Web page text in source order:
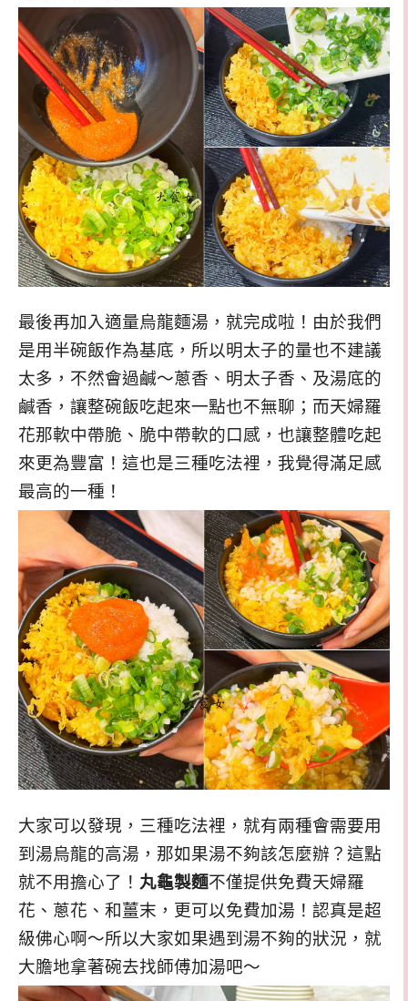
最後再加入適量烏龍麵湯，就完成啦！由於我們
是用半碗飯作為基底，所以明太子的量也不建議
太多，不然會過鹹～蔥香、明太子香、及湯底的
鹹香，讓整碗飯吃起來一點也不無聊；而天婦羅
花那軟中帶脆、脆中帶軟的口感，也讓整體吃起
來更為豐富！這也是三種吃法裡，我覺得滿足感
最高的一種！
大家可以發現，三種吃法裡，就有兩種會需要用
到湯烏龍的高湯，那如果湯不夠該怎麼辦？這點
就不用擔心了！ 丸龜製麵不僅提供免費天婦羅
花、蔥花、和薑末，更可以免費加湯！認真是超
級佛心啊～所以大家如果遇到湯不夠的狀況，就
大膽地拿著碗去找師傅加湯吧～